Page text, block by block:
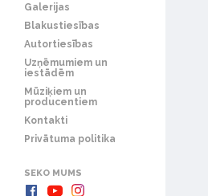
Galerijas
Blakustiesības
Autortiesības
Uzņēmumiem un
iestādēm
Mūziķiem un
producentiem
Kontakti
Privātuma politika
SEKO MUMS